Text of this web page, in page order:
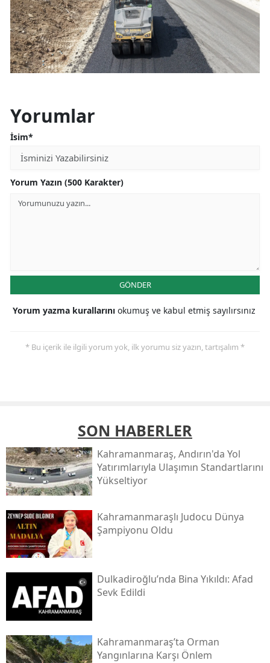
Yorumlar
İsim*
Yorum Yazın (500 Karakter)
GÖNDER
Yorum yazma kurallarını okumuş ve kabul etmiş sayılırsınız
* Bu içerik ile ilgili yorum yok, ilk yorumu siz yazın, tartışalım *
SON HABERLER
Kahramanmaraş, Andırın'da Yol
Yatırımlarıyla Ulaşımın Standartlarını
Yükseltiyor
Kahramanmaraşlı Judocu Dünya
Şampiyonu Oldu
Dulkadiroğlu’nda Bina Yıkıldı: Afad
Sevk Edildi
Kahramanmaraş’ta Orman
Yangınlarına Karşı Önlem